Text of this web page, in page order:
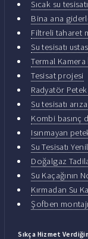
Sıcak su tesisatı
Bina ana
Filtreli taharet
Su tesisatı
Termal Kamera
Tesisat projesi
Radyatör
Su tesisatı
Kombi basınç
Isınmayan
Su Tesisatı
Doğalgaz
Su Kaçağının
Kırmadan Su
Şofben montajı
Sıkça Hizmet